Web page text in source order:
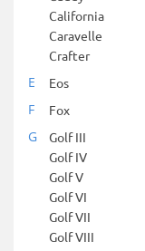
California
Caravelle
Crafter
E Eos
F Fox
G
Golf III
Golf IV
Golf V
Golf VI
Golf VII
Golf VIII